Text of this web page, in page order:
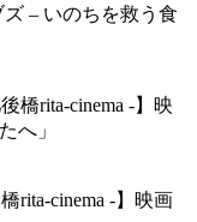
– いのちを救う食
rita-cinema -】映画